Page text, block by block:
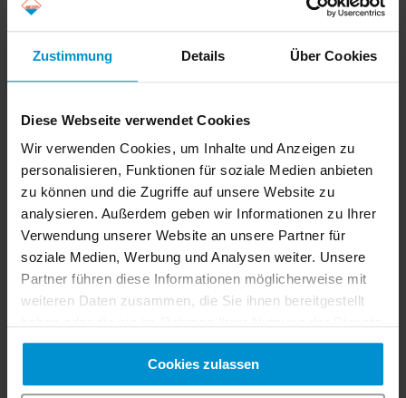
Zustimmung Details Über Cookies
Diese Webseite verwendet Cookies
Wir verwenden Cookies, um Inhalte und Anzeigen zu
personalisieren, Funktionen für soziale Medien anbieten
zu können und die Zugriffe auf unsere Website zu
analysieren. Außerdem geben wir Informationen zu Ihrer
Verwendung unserer Website an unsere Partner für
soziale Medien, Werbung und Analysen weiter. Unsere
Partner führen diese Informationen möglicherweise mit
weiteren Daten zusammen, die Sie ihnen bereitgestellt
gesammelt haben. Sie geben Einwilligung zu unseren
Cookies, wenn Sie unsere Webseite weiterhin nutzen.
Cookies zulassen
Juli 2026(1 Artikel)
Februar 2025(2 Artikel)
Januar 2025(6 Artikel)
Dezember 2024(4 Artikel)
September 2023(1 Artikel)
Mai 2023(1 Artikel)
April 2023(1 Artikel)
(8 Artikel)
Januar 2019(3 Artikel)